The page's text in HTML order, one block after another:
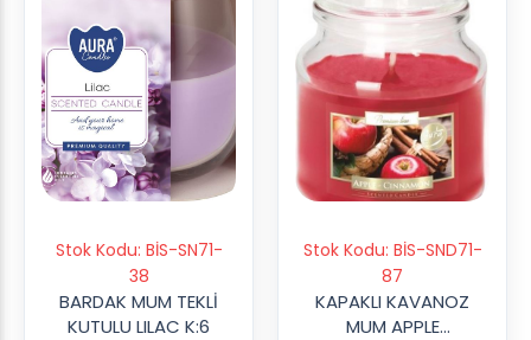
Stok Kodu: BİS-SN71-
38
BARDAK MUM TEKLİ
KUTULU LILAC K:6
Stok Kodu: BİS-SND71-
87
KAPAKLI KAVANOZ
MUM APPLE